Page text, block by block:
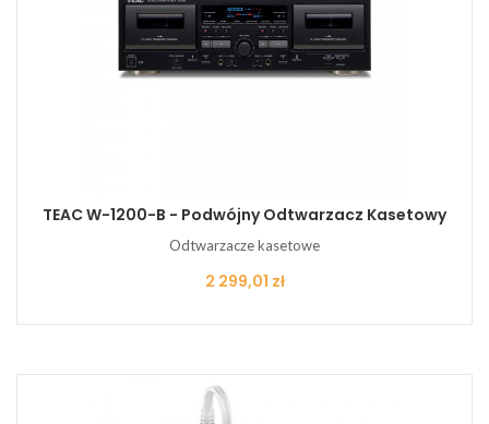
TEAC W-1200-B - Podwójny Odtwarzacz Kasetowy
Odtwarzacze kasetowe
Cena
2 299,01 zł